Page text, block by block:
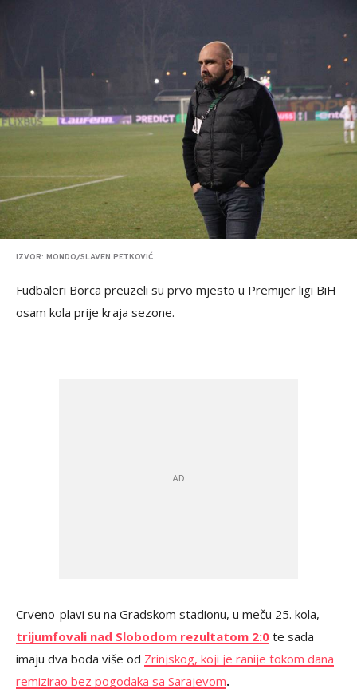
IZVOR: MONDO/SLAVEN PETKOVIĆ
Fudbaleri Borca preuzeli su prvo mjesto u Premijer ligi BiH
osam kola prije kraja sezone.
Crveno-plavi su na Gradskom stadionu, u meču 25. kola,
trijumfovali nad Slobodom rezultatom 2:0 te sada
imaju dva boda više od Zrinjskog, koji je ranije tokom dana
remizirao bez pogodaka sa Sarajevom.